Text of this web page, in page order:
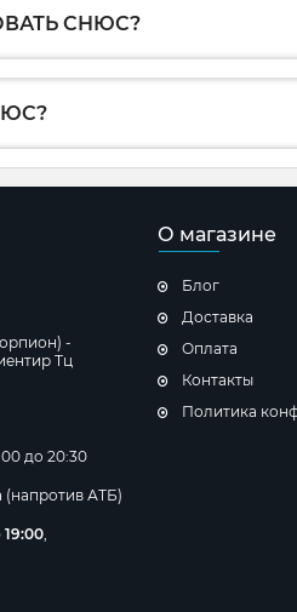
СНЮС?
-
Тц
до 20:30
(напротив АТБ)
19:00,
О магазине
Блог
Доставка
Оплата
Контакты
Политика